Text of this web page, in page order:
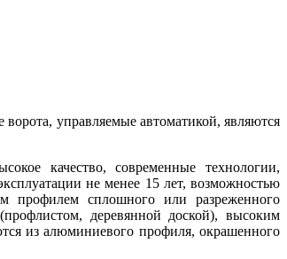
управляемые автоматикой, являются
качество, современные технологии,
не менее 15 лет, возможностью
профилем сплошного или разреженного
деревянной доской), высоким
из алюминиевого профиля, окрашенного